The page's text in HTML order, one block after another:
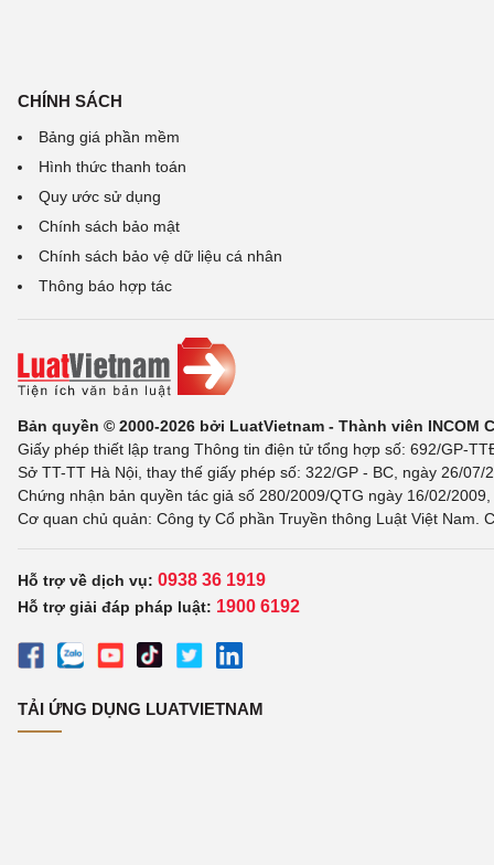
CHÍNH SÁCH
Bảng giá phần mềm
Hình thức thanh toán
Quy ước sử dụng
Chính sách bảo mật
Chính sách bảo vệ dữ liệu cá nhân
Thông báo hợp tác
Bản quyền © 2000-2026 bởi LuatVietnam - Thành viên INCOM
Giấy phép thiết lập trang Thông tin điện tử tổng hợp số: 692/GP-
Sở TT-TT Hà Nội, thay thế giấy phép số: 322/GP - BC, ngày 26/
Chứng nhận bản quyền tác giả số 280/2009/QTG ngày 16/02/
Cơ quan chủ quản: Công ty Cổ phần Truyền thông Luật Việt Nam.
Hỗ trợ về dịch vụ: 0938 36 1919
Hỗ trợ giải đáp pháp luật: 1900 6192
TẢI ỨNG DỤNG LUATVIETNAM